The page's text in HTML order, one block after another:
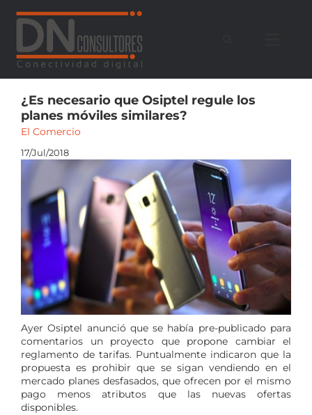
contenido
¿Es necesario que Osiptel regule los
planes móviles similares?
El Comercio
17/Jul/2018
Ayer Osiptel anunció que se había pre-publicado para
comentarios un proyecto que propone cambiar el
reglamento de tarifas. Puntualmente indicaron que la
propuesta es prohibir que se sigan vendiendo en el
mercado planes desfasados, que ofrecen por el mismo
pago menos atributos que las nuevas ofertas
disponibles.